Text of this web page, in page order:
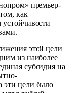
премьер-
как
устойчивости
этой цели
из наиболее
субсидия на
эти цели было